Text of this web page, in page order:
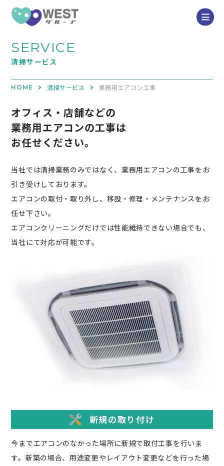
SERVICE
清掃サービス
HOME 清掃サービス 業務用エアコン工事
オフィス・店舗などの
業務用エアコンの工事は
お任せください。
当社では清掃業務のみではなく、業務用エアコンの工事をお
引き受けしております。
エアコンの取付・取り外し、移設・修理・メンテナンスをお
任せ下さい。
エアコンクリーニングだけでは性能維持できない場合でも、
当社にて対応が可能です。
新規の取り付け
今までエアコンのなかった場所に新規で取付工事を行いま
す。新築の場合、用途変更やレイアウト変更などを行った場